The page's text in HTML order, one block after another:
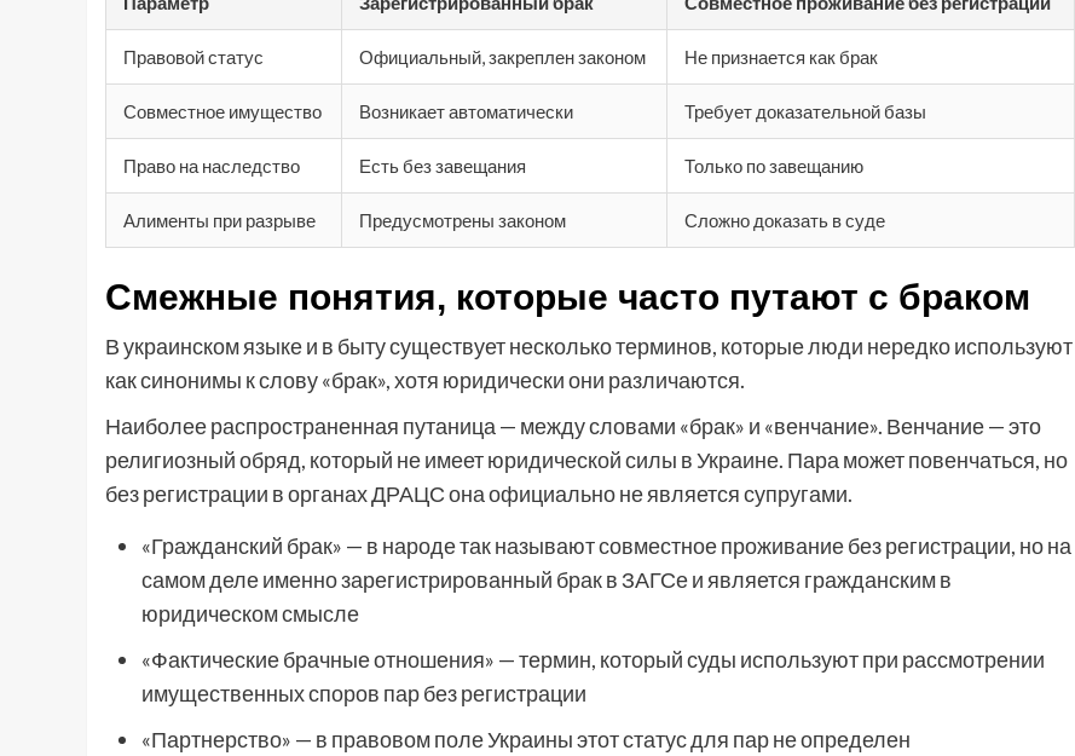
Правовой статус Официальный, закреплен законом Не признается как брак
Совместное имущество Возникает автоматически Требует доказательной базы
Право на наследство Есть без завещания Только по завещанию
Алименты при разрыве Предусмотрены законом Сложно доказать в суде
Смежные понятия, которые часто путают с браком
В украинском языке и в быту существует несколько терминов, которые люди нередко используют
как синонимы к слову «брак», хотя юридически они различаются.
Наиболее распространенная путаница — между словами «брак» и «венчание». Венчание — это
религиозный обряд, который не имеет юридической силы в Украине. Пара может повенчаться, но
без регистрации в органах ДРАЦС она официально не является супругами.
«Гражданский брак» — в народе так называют совместное проживание без регистрации, но на
самом деле именно зарегистрированный брак в ЗАГСе и является гражданским в
юридическом смысле
«Фактические брачные отношения» — термин, который суды используют при рассмотрении
имущественных споров пар без регистрации
«Партнерство» — в правовом поле Украины этот статус для пар не определен